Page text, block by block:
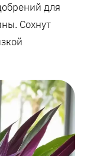
для
Сохнут